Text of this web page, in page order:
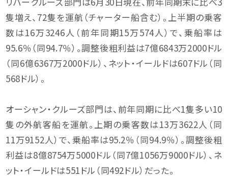
隻増え、72隻を運航（チャーター船含む）。上半期の乗客
数は16万3246人（前年同期15万574人）で、乗船率は
95.6％（同94.7％）。調整後粗利益は7億6843万2000ドル
（同6億6367万2000ドル）、ネット・イールドは607ドル（同
568ドル）。
オーシャン・クルーズ部門は、前年同期に比べ1隻多い10
隻の外航客船を運航。上期の乗客数は13万3622人（同
11万9152人）で、乗船率は95.2％（同94.9％）。調整後粗
利益は8億8754万5000ドル（同7億1056万9000ドル）、ネ
ット・イールドは551ドル（同492ドル）だった。